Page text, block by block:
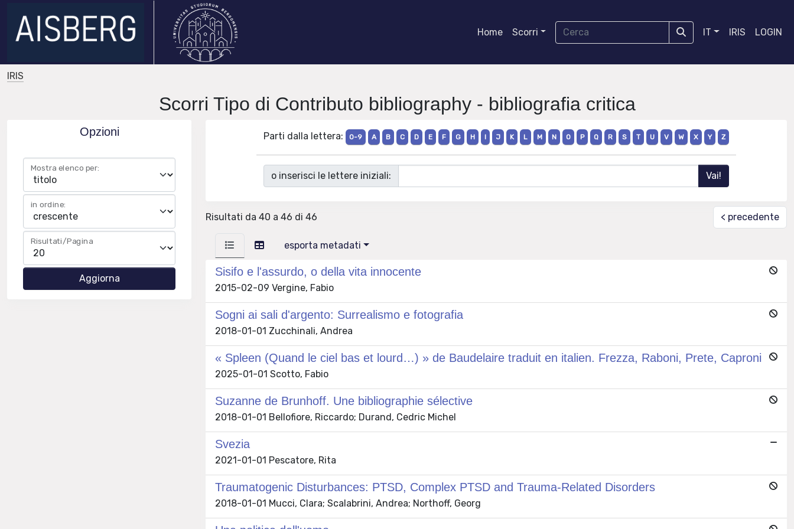
Home Scorri IT IRIS LOGIN
IRIS
Scorri Tipo di Contributo bibliography - bibliografia critica
Opzioni
Mostra elenco per:
in ordine:
Risultati/Pagina
Parti dalla lettera: 0-9 A B C D E F G H I J K L M N O P Q R S T U V W X Y Z
o inserisci le lettere iniziali:
Risultati da 40 a 46 di 46 < precedente
esporta metadati
Sisifo e l'assurdo, o della vita innocente
2015-02-09 Vergine, Fabio
Sogni ai sali d'argento: Surrealismo e fotografia
2018-01-01 Zucchinali, Andrea
« Spleen (Quand le ciel bas et lourd…) » de Baudelaire traduit en italien. Frezza, Raboni, Prete, Caproni
2025-01-01 Scotto, Fabio
Suzanne de Brunhoff. Une bibliographie sélective
2018-01-01 Bellofiore, Riccardo; Durand, Cedric Michel
Svezia
2021-01-01 Pescatore, Rita
Traumatogenic Disturbances: PTSD, Complex PTSD and Trauma-Related Disorders
2018-01-01 Mucci, Clara; Scalabrini, Andrea; Northoff, Georg